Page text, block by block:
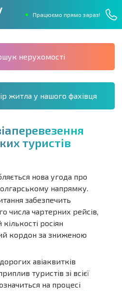
Працюємо прямо зараз!
нерухомості
житла у нашого фахівця
іаперевезення
ких туристів
нова угода про
напрямку.
забезпечить
числа чартерних рейсів,
росіян
кордон за зниженою
авіаквитків
туристів зі всієї
на процесі